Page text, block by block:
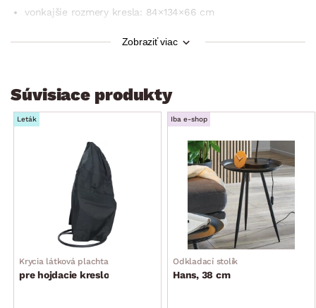
vonkajšie rozmery kresla: 84×134×66 cm
taupe, snímateľný poťah na zips)
nastaviteľná výška zavesenia
atraktívny vzhľad
na záhradu, terasu alebo aj interiéru
stabilné a bezpečné
odporúčaná nosnosť do 120 kg
dodávané v demonte
Zobraziť viac
Súvisiace produkty
Leták
Krycia látková plachta
pre hojdacie kreslo
Iba e-shop
Odkladací stolík
Hans, 38 cm